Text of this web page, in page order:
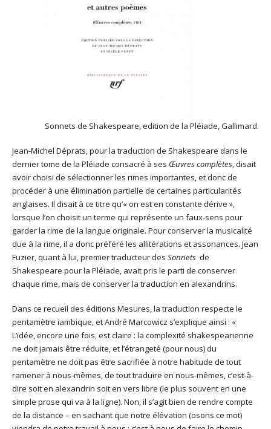
Sonnets de Shakespeare, edition de la Pléiade, Gallimard.
Jean-Michel Déprats, pour la traduction de Shakespeare dans le
dernier tome de la Pléiade consacré à ses Œuvres complètes, disait
avoir choisi de sélectionner les rimes importantes, et donc de
procéder à une élimination partielle de certaines particularités
anglaises. Il disait à ce titre qu’« on est en constante dérive »,
lorsque l’on choisit un terme qui représente un faux-sens pour
garder la rime de la langue originale. Pour conserver la musicalité
due à la rime, il a donc préféré les allitérations et assonances. Jean
Fuzier, quant à lui, premier traducteur des Sonnets de
Shakespeare pour la Pléiade, avait pris le parti de conserver
chaque rime, mais de conserver la traduction en alexandrins.
Dans ce recueil des éditions Mesures, la traduction respecte le
pentamètre iambique, et André Marcowicz s’explique ainsi : «
L’idée, encore une fois, est claire : la complexité shakespearienne
ne doit jamais être réduite, et l’étrangeté (pour nous) du
pentamètre ne doit pas être sacrifiée à notre habitude de tout
ramener à nous-mêmes, de tout traduire en nous-mêmes, c’est-à-
dire soit en alexandrin soit en vers libre (le plus souvent en une
simple prose qui va à la ligne). Non, il s’agit bien de rendre compte
de la distance – en sachant que notre élévation (osons ce mot)